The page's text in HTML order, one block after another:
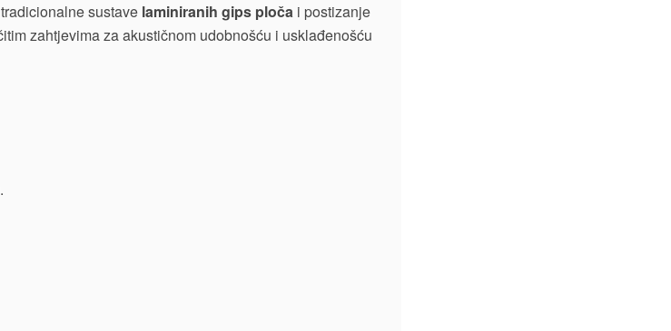
sustave laminiranih gips ploča i postizanje
zahtjevima za akustičnom udobnošću i usklađenošću